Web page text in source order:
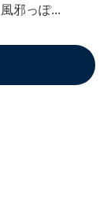
邪っぽ...